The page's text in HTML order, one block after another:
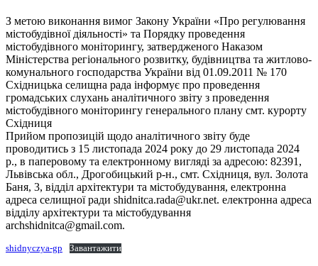
З метою виконання вимог Закону України «Про регулювання
містобудівної діяльності» та Порядку проведення
містобудівного моніторингу, затвердженого Наказом
Міністерства регіонального розвитку, будівництва та житлово-
комунального господарства України від 01.09.2011 № 170
Східницька селищна рада інформує про проведення
громадських слухань аналітичного звіту з проведення
містобудівного моніторингу генерального плану смт. курорту
Східниця
Прийом пропозицій щодо аналітичного звіту буде
проводитись з 15 листопада 2024 року до 29 листопада 2024
р., в паперовому та електронному вигляді за адресою: 82391,
Львівська обл., Дрогобицький р-н., смт. Східниця, вул. Золота
Баня, 3, відділ архітектури та містобудування, електронна
адреса селищної ради shidnitca.rada@ukr.net. електронна адреса
відділу архітектури та містобудування
archshidnitca@gmail.com.
shidnyczya-gp Завантажити